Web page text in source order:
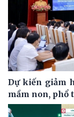
Dự kiến giảm
mầm non, phổ